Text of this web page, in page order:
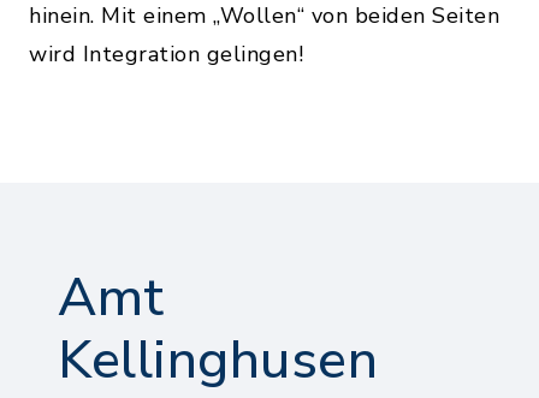
hinein. Mit einem „Wollen“ von beiden Seiten
wird Integration gelingen!
Amt
Kellinghusen